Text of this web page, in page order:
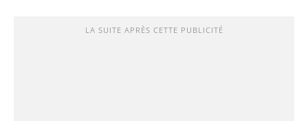
LA SUITE APRÈS CETTE PUBLICITÉ